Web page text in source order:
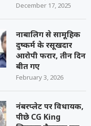
December 17, 2025
नाबालिग से सामूहिक
दुष्कर्म के रसूखदार
आरोपी फरार, तीन दिन
बीत गए
February 3, 2026
नंबरप्लेट पर विधायक,
पीछे CG King